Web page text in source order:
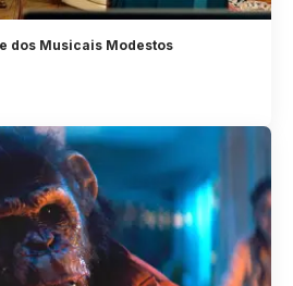
dos Musicais Modestos